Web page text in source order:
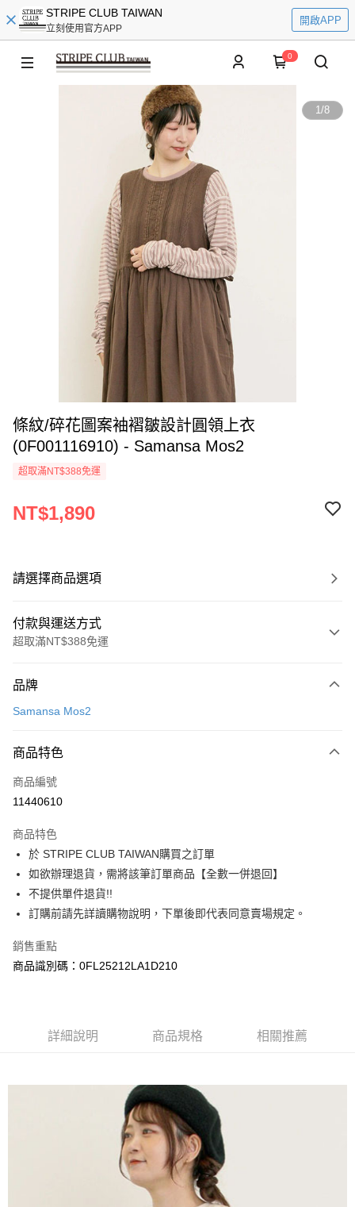
STRIPE CLUB TAIWAN
立刻使用官方APP
開啟APP
0
1/8
條紋/碎花圖案袖褶皺設計圓領上衣
(0F001116910) - Samansa Mos2
超取滿NT$388免運
NT$1,890
請選擇商品選項
付款與運送方式
超取滿NT$388免運
信用卡一次付款
3 期 0 利率 每期
合作金庫商業銀行
上海商業儲蓄銀行
臺灣中小企業銀行
匯豐（台灣）商業銀行
華泰商業銀行
聯邦商業銀行
遠東國際商業銀行
元大商業銀行
玉山商業銀行
星展（台灣）商業銀行
台灣樂天信用卡公司
超商取貨付款
LINE Pay
Apple Pay
街口支付
悠遊付
大哥付你分期
相關說明
流程，驗證手機門號後，選擇欲分期的期數、繳款截止日，確認付款後即完
消。如遇「轉專審核」未通過狀況，表示未達大哥付你分期系統評分，恕無
1.分期款項不併入電信帳單，「大哥付你分期」於每月結算日後寄送繳費提
2.透過簡訊連結打開帳單後，可選擇「超商條碼／台灣大直營門市／銀行轉
帳／街口支付／iPASS MONEY」等通路繳費。
【關於「AFTEE先享後付」】
１．簡單：不需註冊會員、不需綁卡、不需儲值。
２．便利：只要手機號碼，簡訊認證，即可結帳。
３．安心：先確認商品／服務後，再付款。
【「AFTEE先享後付」結帳流程】
１．於結帳方式選擇「AFTEE先享後付」後，將跳轉至「AFTEE先享後付」
結帳頁面，進行簡訊認證並確認金額後，即可完成結帳。
２．訂單成立數日內，您將收到繳費通知簡訊。
３．收到繳費通知簡訊後14天內，點擊此簡訊中的連結，可透過四大超商／
每筆NT$60，滿NT$388(含以上)免運費
每筆NT$60，滿NT$388(含以上)免運費
品牌
Samansa Mos2
商品特色
商品編號
11440610
商品特色
於 STRIPE CLUB TAIWAN購買之訂單
如欲辦理退貨，需將該筆訂單商品【全數一併退回】
不提供單件退貨!!
訂購前請先詳讀購物說明，下單後即代表同意賣場規定。
銷售重點
商品識別碼：0FL25212LA1D210
詳細說明 商品規格 相關推薦